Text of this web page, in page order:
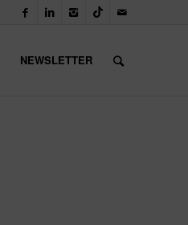
NEWSLETTER